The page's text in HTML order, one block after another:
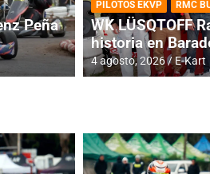
Peña
PILOTOS EKVP RMC
WK LÜSQTOFF
historia en
4 agosto, 2026 E-Kart